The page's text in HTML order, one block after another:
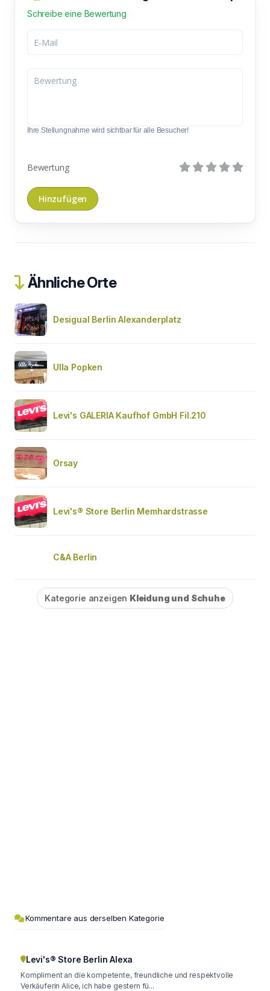
Schreibe eine Bewertung
Ihre Stellungnahme wird sichtbar für alle Besucher!
Bewertung
Ähnliche Orte
Desigual Berlin Alexanderplatz
Ulla Popken
Levi's GALERIA Kaufhof GmbH Fil.210
Orsay
Levi's® Store Berlin Memhardstrasse
C&A Berlin
Kategorie anzeigen Kleidung und Schuhe
Kommentare aus derselben Kategorie
Levi's® Store Berlin Alexa
Kompliment an die kompetente, freundliche und respektvolle
Verkäuferin Alice, ich habe gestern fü...